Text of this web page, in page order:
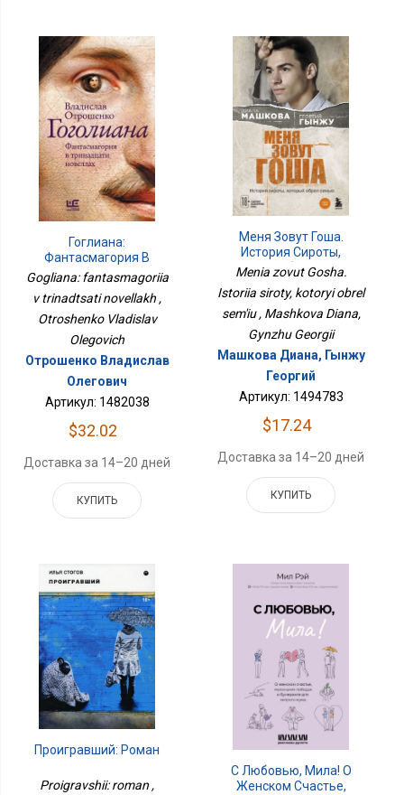
Гоглиана:
Фантасмагория В
Тринадцати Новеллах
Gogliana: fantasmagoriia
v trinadtsati novellakh ,
Otroshenko Vladislav
Olegovich
Отрошенко Владислав
Олегович
Артикул: 1482038
$32.02
Доставка за 14–20 дней
КУПИТЬ
Меня Зовут Гоша.
История Сироты,
Который Обрел Семью
Menia zovut Gosha.
Istoriia siroty, kotoryi obrel
sem'iu , Mashkova Diana,
Gynzhu Georgii
Машкова Диана, Гынжу
Георгий
Артикул: 1494783
$17.24
Доставка за 14–20 дней
КУПИТЬ
Проигравший: Роман
Proigravshii: roman ,
С Любовью, Мила! О
Женском Счастье,